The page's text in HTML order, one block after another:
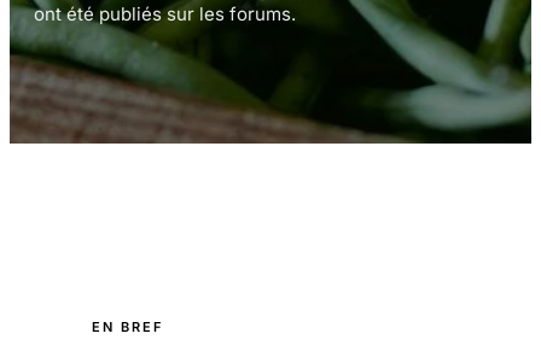
ont été publiés sur les forums.
EN BREF